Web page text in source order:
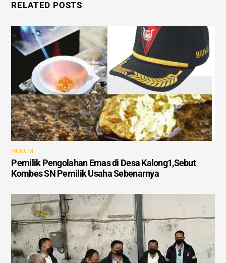
RELATED POSTS
HUKUM
Pemilik Pengolahan Emas di Desa Kalong1,Sebut
Kombes SN Pemilik Usaha Sebenarnya